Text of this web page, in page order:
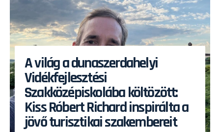
A világ a dunaszerdahelyi
Vidékfejlesztési
Szakközépiskolába költözött:
Kiss Róbert Richard inspirálta a
jövő turisztikai szakembereit